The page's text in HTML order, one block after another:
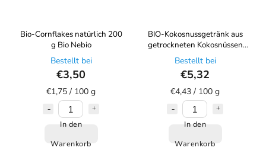
Bio-Cornflakes natürlich 200
g Bio Nebio
Bestellt bei
€3,50
€1,75 / 100 g
In den
Warenkorb
BIO-Kokosnussgetränk aus
getrockneten Kokosnüssen
BIO NEBIO 120 g
Bestellt bei
€5,32
€4,43 / 100 g
In den
Warenkorb